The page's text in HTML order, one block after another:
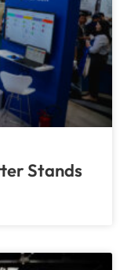
Stands